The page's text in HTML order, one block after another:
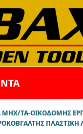
ΤΑ-ΟΙΚΟΔΟΜΗΣ
ΠΛΑΣΤΙΚΗ